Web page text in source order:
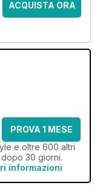
ACQUISTA ORA
PROVA 1 MESE
e oltre 600 altri
dopo 30 giorni.
informazioni